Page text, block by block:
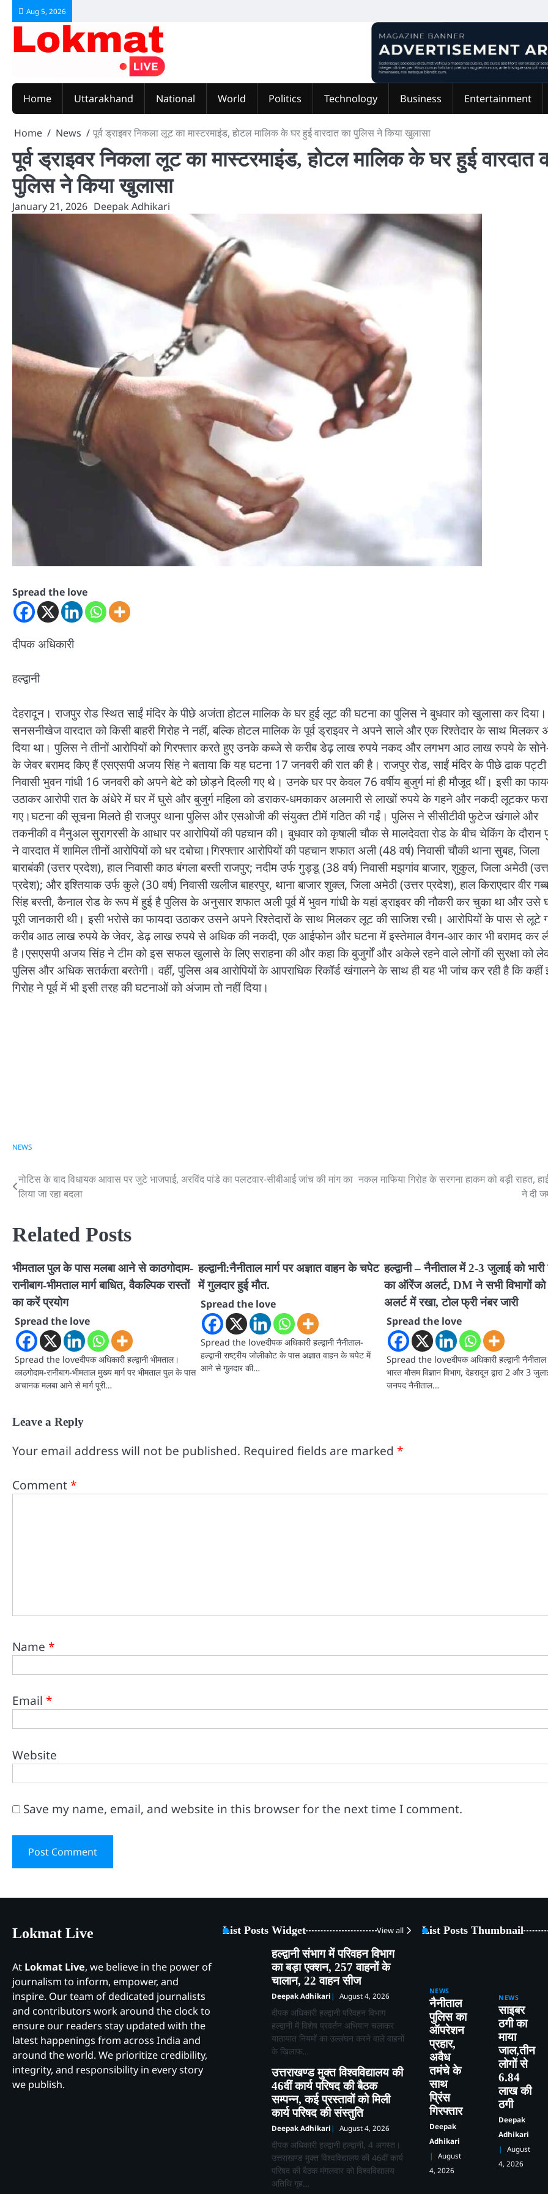
Aug 5, 2026
Home Uttarakhand National World Politics Technology Business Entertainment
Home News पूर्व ड्राइवर निकला लूट का मास्टरमाइंड, होटल मालिक के घर हुई वारदात का पुलिस ने किया खुलासा
पूर्व ड्राइवर निकला लूट का मास्टरमाइंड, होटल मालिक के घर हुई वारदात
पुलिस ने किया खुलासा
January 21, 2026 Deepak Adhikari
Spread the love
दीपक अधिकारी
हल्द्वानी
देहरादून। राजपुर रोड स्थित साईं मंदिर के पीछे अजंता होटल मालिक के घर हुई लूट की घटना का पुलिस ने बुधवार को खुलासा कर
सनसनीखेज वारदात को किसी बाहरी गिरोह ने नहीं, बल्कि होटल मालिक के पूर्व ड्राइवर ने अपने साले और एक रिश्तेदार के साथ मिलकर
दिया था। पुलिस ने तीनों आरोपियों को गिरफ्तार करते हुए उनके कब्जे से करीब डेढ़ लाख रुपये नकद और लगभग आठ लाख रुपये के सोने-
के जेवर बरामद किए हैं एसएसपी अजय सिंह ने बताया कि यह घटना 17 जनवरी की रात की है। राजपुर रोड, साईं मंदिर के पीछे ढाक पट्टी
निवासी भुवन गांधी 16 जनवरी को अपने बेटे को छोड़ने दिल्ली गए थे। उनके घर पर केवल 76 वर्षीय बुजुर्ग मां ही मौजूद थीं। इसी का
उठाकर आरोपी रात के अंधेरे में घर में घुसे और बुजुर्ग महिला को डराकर-धमकाकर अलमारी से लाखों रुपये के गहने और नकदी लूटकर
गए।घटना की सूचना मिलते ही राजपुर थाना पुलिस और एसओजी की संयुक्त टीमें गठित की गईं। पुलिस ने सीसीटीवी फुटेज खंगाले और
तकनीकी व मैनुअल सुरागरसी के आधार पर आरोपियों की पहचान की। बुधवार को कृषाली चौक से मालदेवता रोड के बीच चेकिंग के दौरान
ने वारदात में शामिल तीनों आरोपियों को धर दबोचा।गिरफ्तार आरोपियों की पहचान शफात अली (48 वर्ष) निवासी चौकी थाना सुबह, जिला
बाराबंकी (उत्तर प्रदेश), हाल निवासी काठ बंगला बस्ती राजपुर; नदीम उर्फ गुड्डू (38 वर्ष) निवासी मझगांव बाजार, शुकुल, जिला अमेठी
प्रदेश); और इश्तियाक उर्फ कुले (30 वर्ष) निवासी खलीज बाहरपुर, थाना बाजार शुक्ल, जिला अमेठी (उत्तर प्रदेश), हाल किराएदार वीर
सिंह बस्ती, कैनाल रोड के रूप में हुई है पुलिस के अनुसार शफात अली पूर्व में भुवन गांधी के यहां ड्राइवर की नौकरी कर चुका था और उसे
पूरी जानकारी थी। इसी भरोसे का फायदा उठाकर उसने अपने रिश्तेदारों के साथ मिलकर लूट की साजिश रची। आरोपियों के पास से लूटे
करीब आठ लाख रुपये के जेवर, डेढ़ लाख रुपये से अधिक की नकदी, एक आईफोन और घटना में इस्तेमाल वैगन-आर कार भी बरामद कर
है।एसएसपी अजय सिंह ने टीम को इस सफल खुलासे के लिए सराहना की और कहा कि बुजुर्गों और अकेले रहने वाले लोगों की सुरक्षा को
पुलिस और अधिक सतर्कता बरतेगी। वहीं, पुलिस अब आरोपियों के आपराधिक रिकॉर्ड खंगालने के साथ ही यह भी जांच कर रही है कि कहीं
गिरोह ने पूर्व में भी इसी तरह की घटनाओं को अंजाम तो नहीं दिया।
NEWS
Post
नोटिस के बाद विधायक आवास पर जुटे भाजपाई, अरविंद पांडे का पलटवार-सीबीआई जांच की मांग का
लिया जा रहा बदला
नकल माफिया गिरोह के सरगना हाकम को बड़ी राहत,
ने दी
Related Posts
भीमताल पुल के पास मलबा आने से काठगोदाम-
रानीबाग-भीमताल मार्ग बाधित, वैकल्पिक रास्तों
का करें प्रयोग
Spread the love
Spread the loveदीपक अधिकारी हल्द्वानी भीमताल।
काठगोदाम-रानीबाग-भीमताल मुख्य मार्ग पर भीमताल पुल के पास
अचानक मलबा आने से मार्ग पूरी…
हल्द्वानी:नैनीताल मार्ग पर अज्ञात वाहन के चपेट
में गुलदार हुई मौत.
Spread the love
Spread the loveदीपक अधिकारी हल्द्वानी नैनीताल-
हल्द्वानी राष्ट्रीय जोलीकोट के पास अज्ञात वाहन के चपेट में
आने से गुलदार की…
हल्द्वानी – नैनीताल में 2-3 जुलाई को भारी
का ऑरेंज अलर्ट, DM ने सभी विभागों को
अलर्ट में रखा, टोल फ्री नंबर जारी
Spread the love
Spread the loveदीपक अधिकारी हल्द्वानी
भारत मौसम विज्ञान विभाग, देहरादून द्वारा 2 और 3
जनपद नैनीताल…
Leave a Reply
Your email address will not be published. Required fields are marked *
Comment*
Name *
Email *
Website
Save my name, email, and website in this browser for the next time I comment.
Lokmat Live
At Lokmat Live, we believe in the power of
journalism to inform, empower, and
inspire. Our team of dedicated journalists
and contributors work around the clock to
ensure our readers stay updated with the
latest happenings from across India and
around the world. We prioritize credibility,
integrity, and responsibility in every story
we publish.
List Posts Widget View all
हल्द्वानी संभाग में परिवहन विभाग
का बड़ा एक्शन, 257 वाहनों के
चालान, 22 वाहन सीज
Deepak Adhikari August 4, 2026
दीपक अधिकारी हल्द्वानी परिवहन विभाग
हल्द्वानी में विशेष प्रवर्तन अभियान चलाकर
यातायात नियमों का उल्लंघन करने वाले वाहनों
के खिलाफ…
उत्तराखण्ड मुक्त विश्वविद्यालय की
46वीं कार्य परिषद की बैठक
सम्पन्न, कई प्रस्तावों को मिली
कार्य परिषद की संस्तुति
Deepak Adhikari August 4, 2026
दीपक अधिकारी हल्द्वानी हल्द्वानी, 4 अगस्त।
उत्तराखण्ड मुक्त विश्वविद्यालय की 46वीं कार्य
परिषद की बैठक मंगलवार को विश्वविद्यालय
अतिथि गृह…
List Posts Thumbnail
NEWS
नैनीताल
पुलिस का
ऑपरेशन
प्रहार,
अवैध
तमंचे के
साथ
प्रिंस
गिरफ्तार
Deepak
Adhikari
August
4, 2026
NEWS
साइबर
ठगी का
माया
जाल,तीन
लोगों से
6.84
लाख की
ठगी
Deepak
Adhikari
August
4, 2026